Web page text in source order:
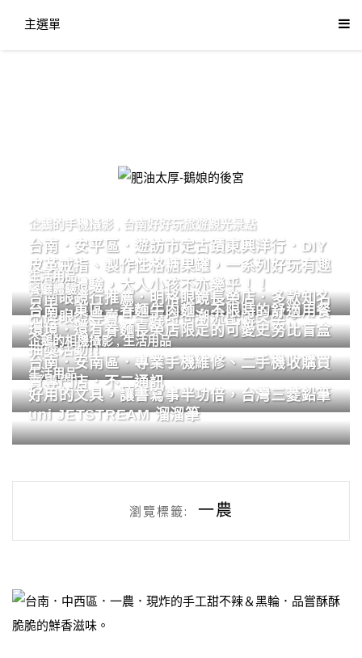
主選單
肥油太厚-鵝娘的後宮
企鵝的手機攝影 台南好好玩旅遊觀光景點
台南．安平區．遊訪市定古蹟東興洋行．DIY
皮革戒指、製作性格糖果罐，一系列好玩有趣
的手作體驗，大人小孩不亦樂乎！！
生活用品
台南眼鏡行推薦．明格眼鏡長榮店．多款知名
品牌眼鏡專賣．掌握時尚潮流配鏡美學。
餐廳體驗
台南．東區．眷麵牛肉麵．不限時的舒適用餐
環境．還有眷麵長榮店限定的可愛史努比盲盒
抽獎活動!!
企鵝的相機攝影,生活用品
台南．安南區．專業手機維修、二手機收購買
賣專門店．不二通訊
生活用品
好用的文具，讓書寫事半功倍，台灣三菱鉛筆
uni JETSTREAM 溜溜筆
瀏覽標籤: 一農